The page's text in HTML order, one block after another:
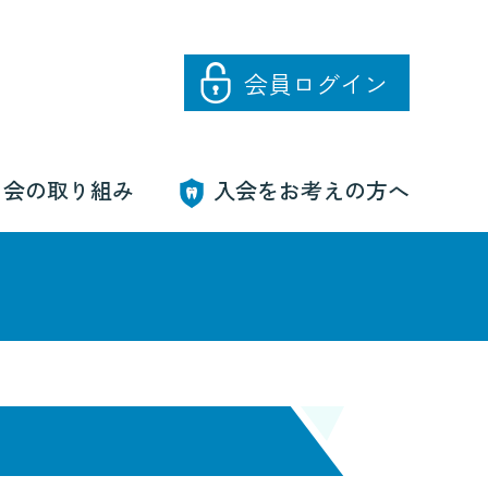
会員 ログイン
の取り組み 入会をお考えの方へ